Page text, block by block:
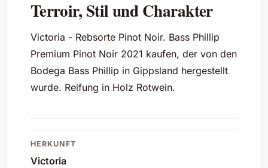
Terroir, Stil und Charakter
Victoria - Rebsorte Pinot Noir. Bass Phillip
Premium Pinot Noir 2021 kaufen, der von den
Bodega Bass Phillip in Gippsland hergestellt
wurde. Reifung in Holz Rotwein.
HERKUNFT
Victoria